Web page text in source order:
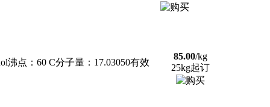
沸点：60 C分子量：17.03050有效
85.00/kg
25kg起订